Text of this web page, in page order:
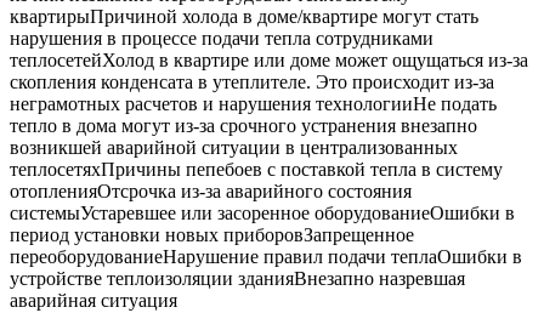
квартирыПричиной холода в доме/квартире могут стать
нарушения в процессе подачи тепла сотрудниками
теплосетейХолод в квартире или доме может ощущаться из-за
скопления конденсата в утеплителе. Это происходит из-за
неграмотных расчетов и нарушения технологииНе подать
тепло в дома могут из-за срочного устранения внезапно
возникшей аварийной ситуации в централизованных
теплосетяхПричины пепебоев с поставкой тепла в систему
отопленияОтсрочка из-за аварийного состояния
системыУстаревшее или засоренное оборудованиеОшибки в
период установки новых приборовЗапрещенное
переоборудованиеНарушение правил подачи теплаОшибки в
устройстве теплоизоляции зданияВнезапно назревшая
аварийная ситуация